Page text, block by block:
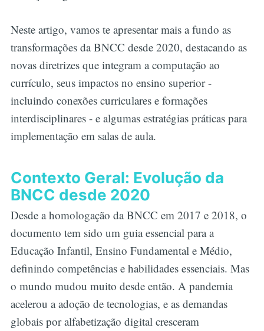
Neste artigo, vamos te apresentar mais a fundo as
transformações da BNCC desde 2020, destacando as
novas diretrizes que integram a computação ao
currículo, seus impactos no ensino superior -
incluindo conexões curriculares e formações
interdisciplinares - e algumas estratégias práticas para
implementação em salas de aula.
Contexto Geral: Evolução da
BNCC desde 2020
Desde a homologação da BNCC em 2017 e 2018, o
documento tem sido um guia essencial para a
Educação Infantil, Ensino Fundamental e Médio,
definindo competências e habilidades essenciais. Mas
o mundo mudou muito desde então. A pandemia
acelerou a adoção de tecnologias, e as demandas
globais por alfabetização digital cresceram